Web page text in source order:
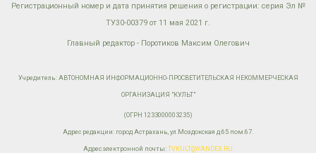
Регистрационный номер и дата принятия решения о регистрации: серия Эл №
ТУ30-00379 от 11 мая 2021 г.
Главный редактор - Поротиков Максим Олегович
Учредитель: АВТОНОМНАЯ ИНФОРМАЦИОННО-ПРОСВЕТИТЕЛЬСКАЯ НЕКОММЕРЧЕСКАЯ
ОРГАНИЗАЦИЯ "КУЛЬТ"
(ОГРН 1233000003235)
Адрес редакции: город Астрахань, ул.Моздокская д.65 пом.67.
Адрес электронной почты: TVKULT@YANDEX.RU